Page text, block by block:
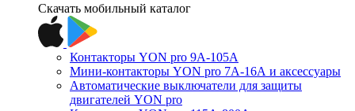
Скачать мобильный каталог
Контакторы YON pro 9А-105А
Мини-контакторы YON pro 7А-16А и аксессуары
Автоматические выключатели для защиты
двигателей YON pro